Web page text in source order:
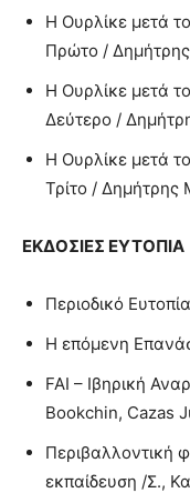
Η Ουρλίκε μετά
Πρώτο /
Η Ουρλίκε μετά
Δεύτερο /
Η Ουρλίκε μετά
Τρίτο /
ΕΚΔΟΣΙΕΣ ΕΥΤΟΠΙΑ
Περιοδικό
Η επόμενη
FAI – Ιβηρική
Bookchin, Cazas
Περιβαλλοντική
εκπαίδευση /Σ.,